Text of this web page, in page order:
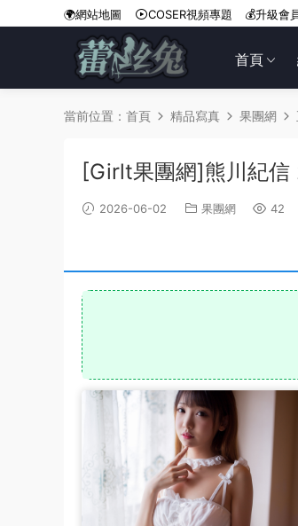
首頁
🌍網站地圖 COSER視頻專題 💰升級會
當前位置： 首頁 精品寫真 果團網
[Girlt果團網]熊川紀
2026-06-02 果團網 42